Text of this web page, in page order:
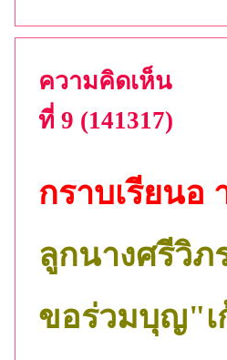
ความคิดเห็น
ที่ 9 (141317)
กราบเรียนอ
ลูกนางศรีวิ
ขอร่วมบุญ"เ